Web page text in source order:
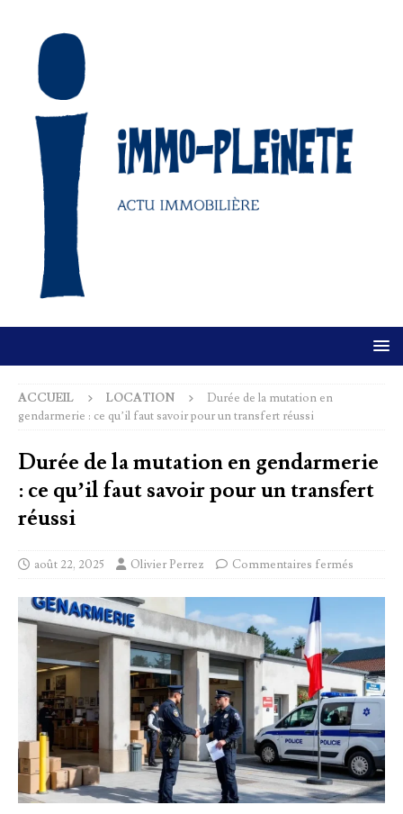
ACCUEIL LOCATION
Durée de la mutation en
gendarmerie : ce qu’il faut savoir pour un transfert réussi
Durée de la mutation en gendarmerie
: ce qu’il faut savoir pour un transfert
réussi
août 22, 2025 Olivier Perrez Commentaires fermés